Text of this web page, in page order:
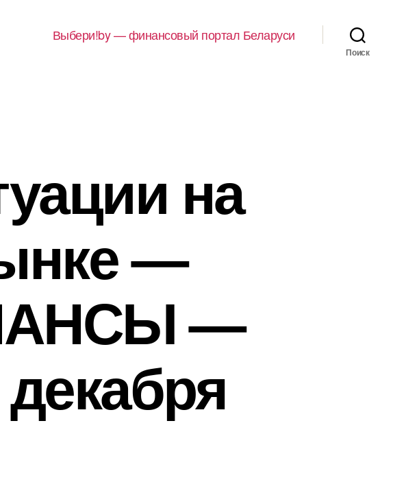
Выбери!by — финансовый портал Беларуси
Поиск
на
—
—